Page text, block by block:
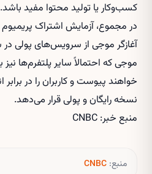
کسب‌وکار یا تولید محتوا مفید باشد.
در مجموع، آزمایش اشتراک
آغازگر موجی از سرویس‌های پولی
موجی که احتمالاً سایر پلتفرم‌ها
خواهند پیوست و کاربران را در
نسخه رایگان و پولی قرار می‌دهد.
منبع خبر: CNBC
منبع: CNBC